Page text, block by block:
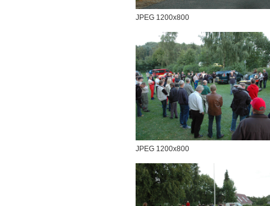
JPEG 1200x800
JPEG 1200x800